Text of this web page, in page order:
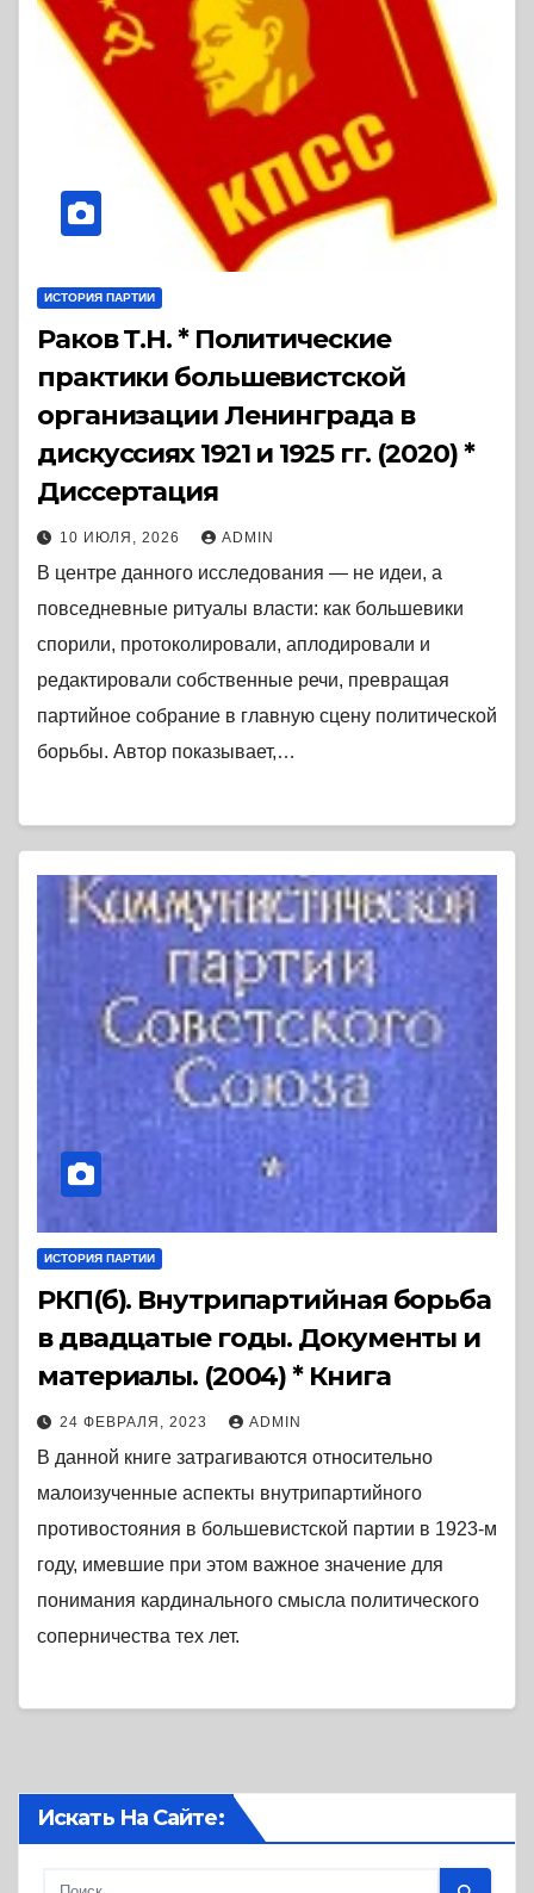
ИСТОРИЯ ПАРТИИ
Раков Т.Н. * Политические
практики большевистской
организации Ленинграда в
дискуссиях 1921 и 1925 гг. (2020) *
Диссертация
10 ИЮЛЯ, 2026 ADMIN
В центре данного исследования — не идеи, а
повседневные ритуалы власти: как большевики
спорили, протоколировали, аплодировали и
редактировали собственные речи, превращая
партийное собрание в главную сцену политической
борьбы. Автор показывает,…
ИСТОРИЯ ПАРТИИ
РКП(б). Внутрипартийная борьба
в двадцатые годы. Документы и
материалы. (2004) * Книга
24 ФЕВРАЛЯ, 2023 ADMIN
В данной книге затрагиваются относительно
малоизученные аспекты внутрипартийного
противостояния в большевистской партии в 1923-м
году, имевшие при этом важное значение для
понимания кардинального смысла политического
соперничества тех лет.
Искать На Сайте: